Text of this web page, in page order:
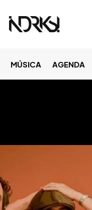
MÚSICA AGENDA